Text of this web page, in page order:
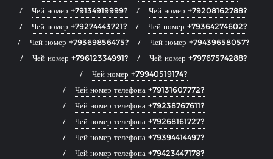
Чей номер +79134919999?
Чей номер +79208162788?
Чей номер +79274443721?
Чей номер +79364274602?
Чей номер +79369856475?
Чей номер +79439658057?
Чей номер +79612334991?
Чей номер +79767574288?
Чей номер +79940519174?
Чей номер телефона +79131607772?
Чей номер телефона +79238767611?
Чей номер телефона +79268161727?
Чей номер телефона +79394414497?
Чей номер телефона +79423447178?